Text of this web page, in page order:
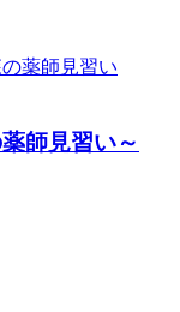
師見習い～